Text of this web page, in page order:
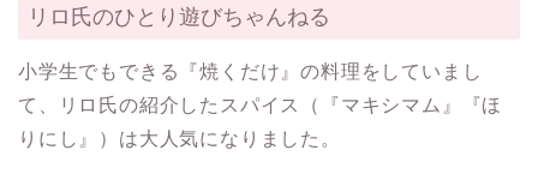
リロ氏のひとり遊びちゃんねる
小学生でもできる『焼くだけ』の料理をしていまし
て、リロ氏の紹介したスパイス（『マキシマム』『ほ
りにし』）は大人気になりました。